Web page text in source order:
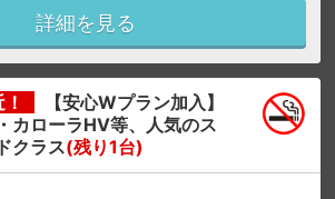
詳細を見る
【安心Wプラン加入】
カローラHV等、人気のス
クラス(残り1台)